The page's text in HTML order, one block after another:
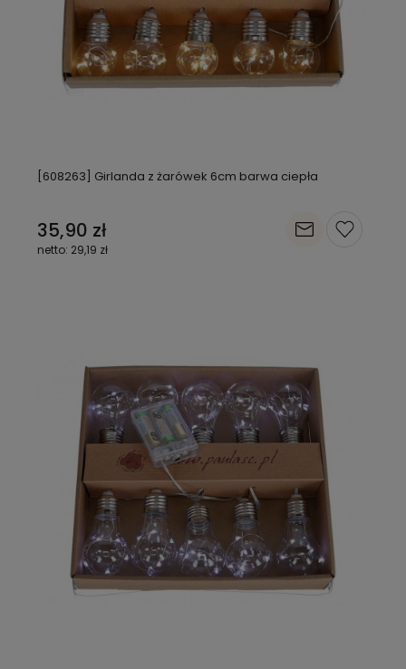
[608263] Girlanda z żarówek 6cm barwa ciepła
35,90 zł
29,19 zł